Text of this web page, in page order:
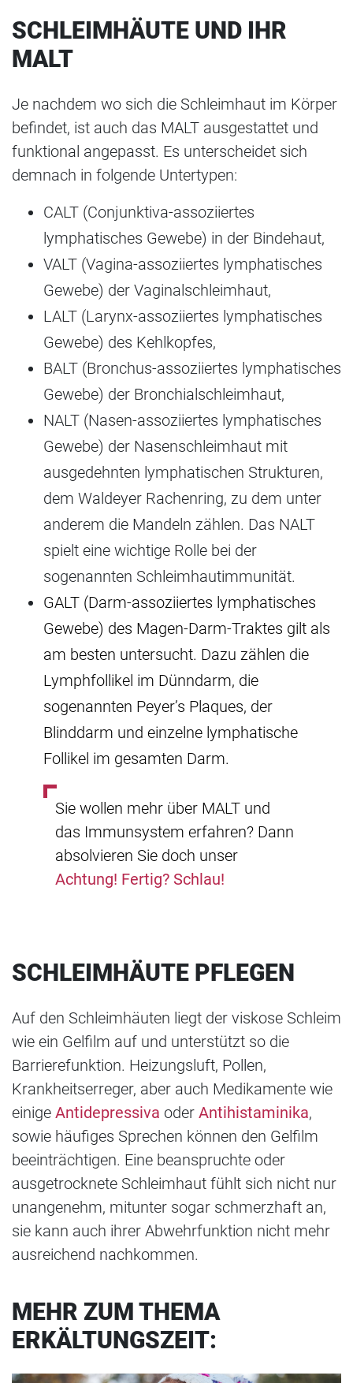
SCHLEIMHÄUTE UND IHR
MALT
Je nachdem wo sich die Schleimhaut im Körper
befindet, ist auch das MALT ausgestattet und
funktional angepasst. Es unterscheidet sich
demnach in folgende Untertypen:
CALT (Conjunktiva-assoziiertes
lymphatisches Gewebe) in der Bindehaut,
VALT (Vagina-assoziiertes lymphatisches
Gewebe) der Vaginalschleimhaut,
LALT (Larynx-assoziiertes lymphatisches
Gewebe) des Kehlkopfes,
BALT (Bronchus-assoziiertes lymphatisches
Gewebe) der Bronchialschleimhaut,
NALT (Nasen-assoziiertes lymphatisches
Gewebe) der Nasenschleimhaut mit
ausgedehnten lymphatischen Strukturen,
dem Waldeyer Rachenring, zu dem unter
anderem die Mandeln zählen. Das NALT
spielt eine wichtige Rolle bei der
sogenannten Schleimhautimmunität.
GALT (Darm-assoziiertes lymphatisches
Gewebe) des Magen-Darm-Traktes gilt als
am besten untersucht. Dazu zählen die
Lymphfollikel im Dünndarm, die
sogenannten Peyer’s Plaques, der
Blinddarm und einzelne lymphatische
Follikel im gesamten Darm.
Sie wollen mehr über MALT und
das Immunsystem erfahren? Dann
absolvieren Sie doch unser
Achtung! Fertig? Schlau!
SCHLEIMHÄUTE PFLEGEN
Auf den Schleimhäuten liegt der viskose Schleim
wie ein Gelfilm auf und unterstützt so die
Barrierefunktion. Heizungsluft, Pollen,
Krankheitserreger, aber auch Medikamente wie
einige Antidepressiva oder Antihistaminika,
sowie häufiges Sprechen können den Gelfilm
beeinträchtigen. Eine beanspruchte oder
ausgetrocknete Schleimhaut fühlt sich nicht nur
unangenehm, mitunter sogar schmerzhaft an,
sie kann auch ihrer Abwehrfunktion nicht mehr
ausreichend nachkommen.
MEHR ZUM THEMA
ERKÄLTUNGSZEIT: